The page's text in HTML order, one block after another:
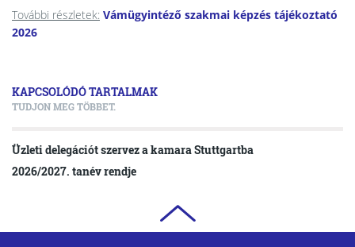
További részletek: Vámügyintéző szakmai képzés tájékoztató
2026
KAPCSOLÓDÓ TARTALMAK
TUDJON MEG TÖBBET.
Üzleti delegációt szervez a kamara Stuttgartba
2026/2027. tanév rendje